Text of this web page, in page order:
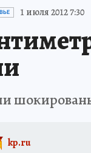
ИСПЫТАНО НА СЕБЕ
1 июля 2012 7:30
kp.ru